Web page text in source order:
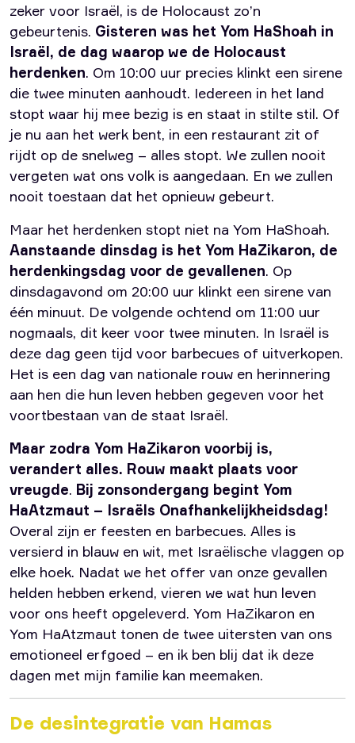
zeker voor Israël, is de Holocaust zo’n
gebeurtenis. Gisteren was het Yom HaShoah in
Israël, de dag waarop we de Holocaust
herdenken. Om 10:00 uur precies klinkt een sirene
die twee minuten aanhoudt. Iedereen in het land
stopt waar hij mee bezig is en staat in stilte stil. Of
je nu aan het werk bent, in een restaurant zit of
rijdt op de snelweg – alles stopt. We zullen nooit
vergeten wat ons volk is aangedaan. En we zullen
nooit toestaan dat het opnieuw gebeurt.
Maar het herdenken stopt niet na Yom HaShoah.
Aanstaande dinsdag is het Yom HaZikaron, de
herdenkingsdag voor de gevallenen. Op
dinsdagavond om 20:00 uur klinkt een sirene van
één minuut. De volgende ochtend om 11:00 uur
nogmaals, dit keer voor twee minuten. In Israël is
deze dag geen tijd voor barbecues of uitverkopen.
Het is een dag van nationale rouw en herinnering
aan hen die hun leven hebben gegeven voor het
voortbestaan van de staat Israël.
Maar zodra Yom HaZikaron voorbij is,
verandert alles. Rouw maakt plaats voor
vreugde. Bij zonsondergang begint Yom
HaAtzmaut – Israëls Onafhankelijkheidsdag!
Overal zijn er feesten en barbecues. Alles is
versierd in blauw en wit, met Israëlische vlaggen op
elke hoek. Nadat we het offer van onze gevallen
helden hebben erkend, vieren we wat hun leven
voor ons heeft opgeleverd. Yom HaZikaron en
Yom HaAtzmaut tonen de twee uitersten van ons
emotioneel erfgoed – en ik ben blij dat ik deze
dagen met mijn familie kan meemaken.
De desintegratie van Hamas